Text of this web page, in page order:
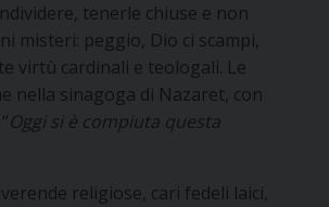
tenerle chiuse e non
misteri: peggio, Dio ci scampi,
virtù cardinali e teologali. Le
nella sinagoga di Nazaret, con
Oggi si è compiuta questa
religiose, cari fedeli laici,